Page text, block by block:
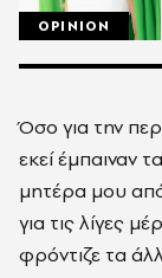
OPINION
Όσο για την
εκεί έμπαιναν
μητέρα μου από
για τις λίγες
φρόντιζε τα